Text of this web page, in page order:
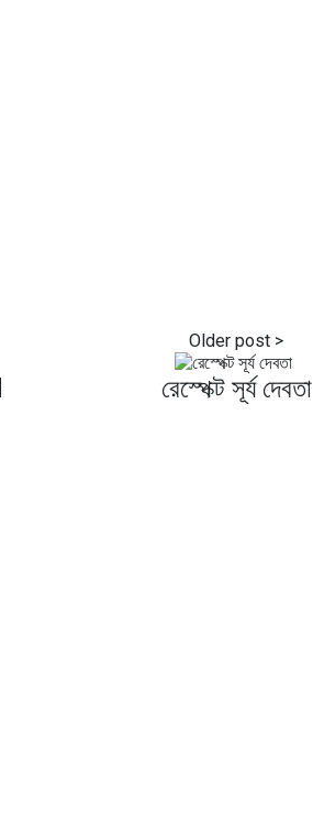
রেস্পেক্ট সূর্য দেবতা